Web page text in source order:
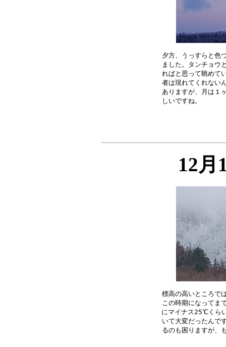
夕方、うっすらと色
ました。タンチョウ
ればと思って眺めて
者は現れてくれない
ありますが、月は１
12月
標高の高いところで
この時期になってま
にマイナス25℃くら
いて大変だったんで